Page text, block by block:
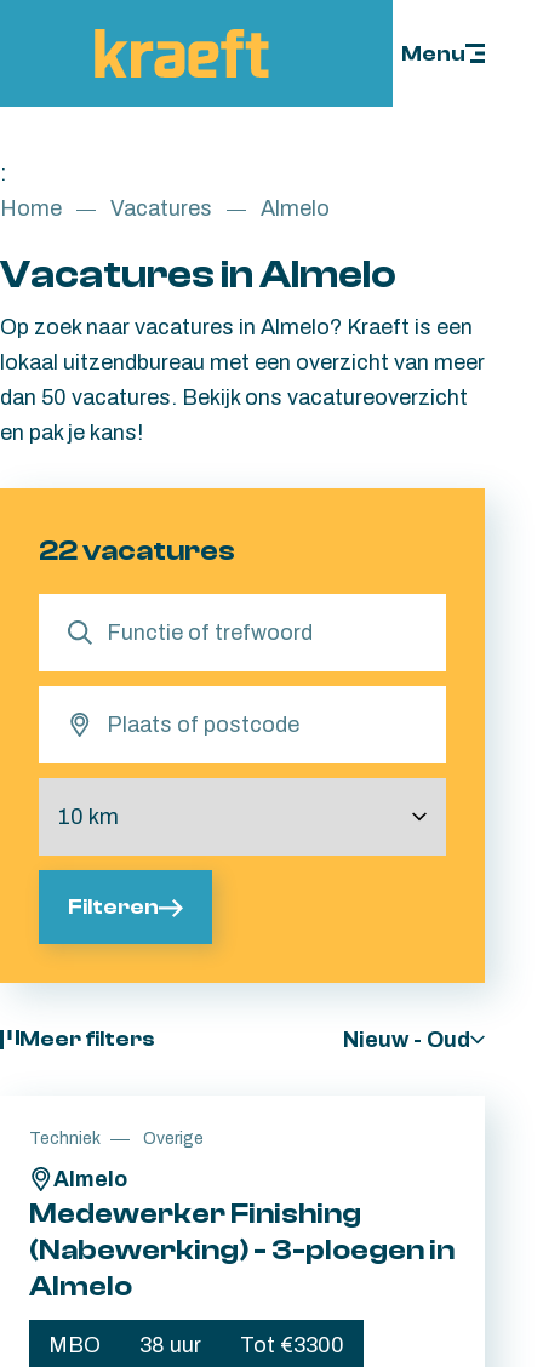
Menu
:
Home
Vacatures Almelo
Vacatures in Almelo
Op zoek naar vacatures in Almelo? Kraeft is een
lokaal uitzendbureau met een overzicht van meer
dan 50 vacatures. Bekijk ons vacatureoverzicht
en pak je kans!
Meer filters Nieuw - Oud
22 vacatures
Filteren
Techniek Overige
Medewerker Finishing
(Nabewerking) - 3-ploegen in
Almelo
MBO
38 uur Tot €3300
Almelo